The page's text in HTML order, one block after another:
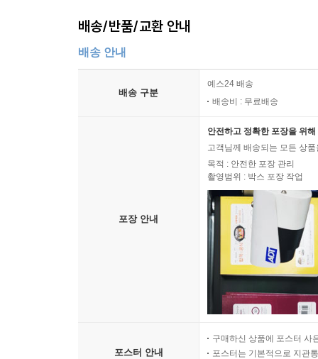
배송/반품/교환 안내
배송 안내
배송 구분
예스24 배송
배송비 : 무료배송
포장 안내
안전하고 정확한 포장을 위
고객님께 배송되는 모든 상
목적 : 안전한 포장 관리
촬영범위 : 박스 포장 작업
포스터 안내
구매하신 상품에 포스터 사
포스터는 기본적으로 지관